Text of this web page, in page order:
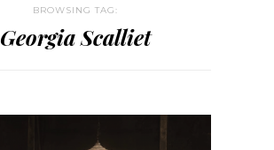
BROWSING TAG:
Georgia Scalliet